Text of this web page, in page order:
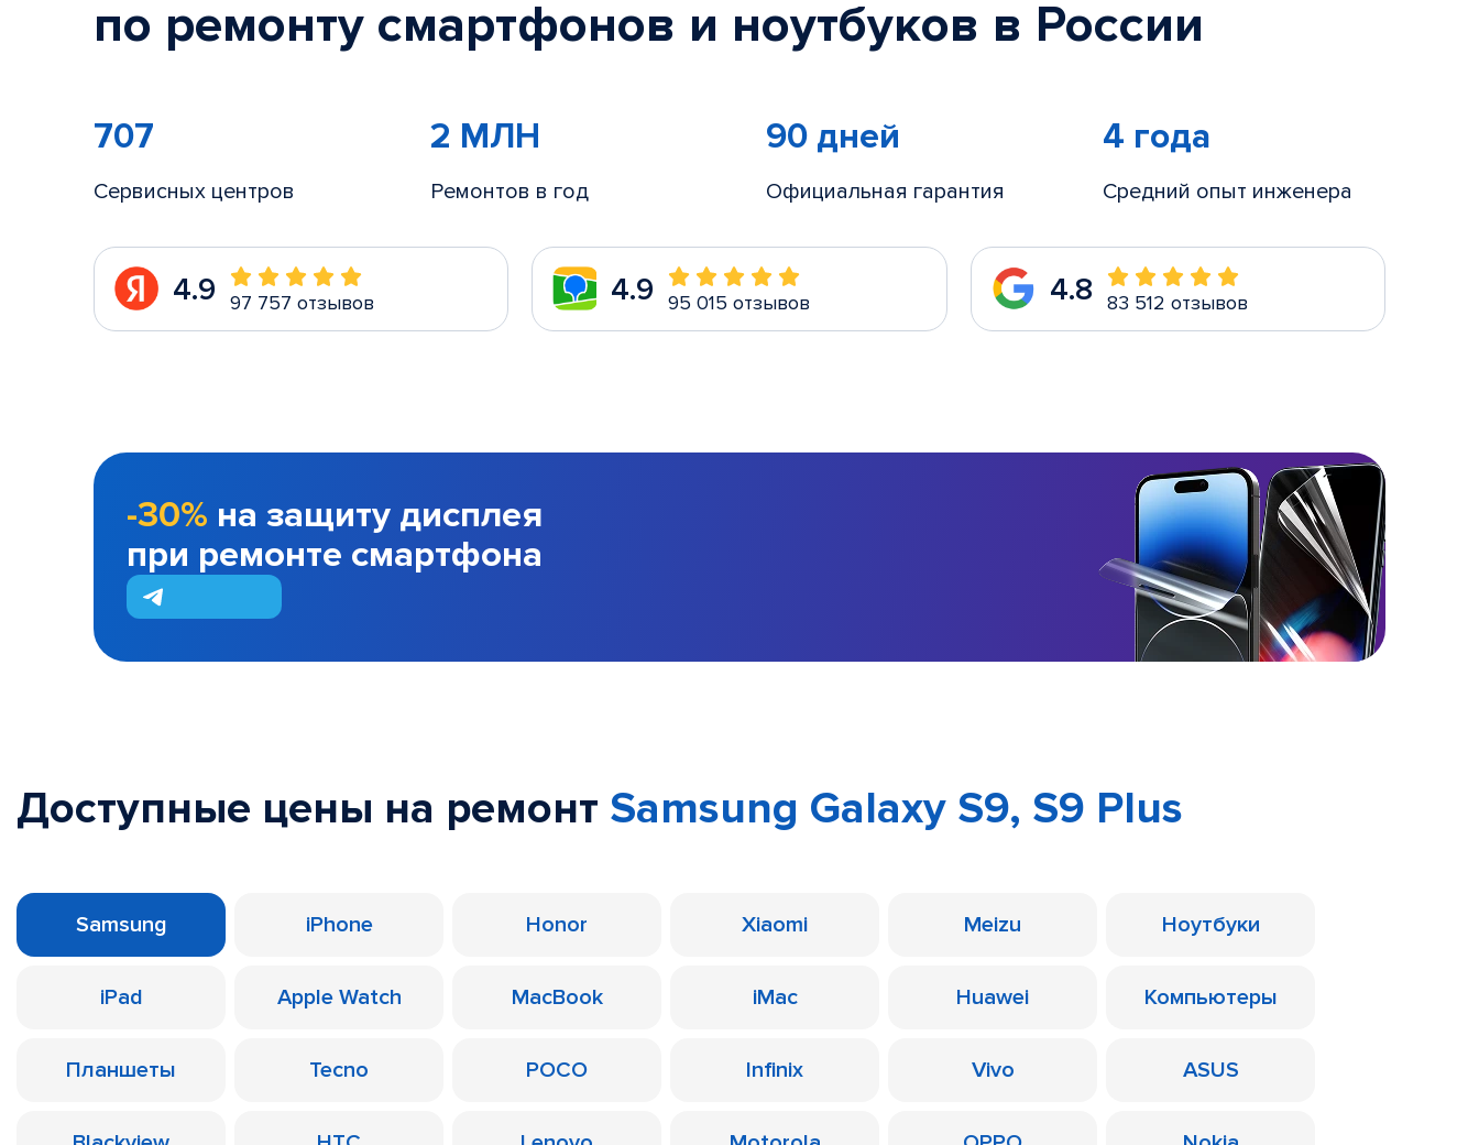
по ремонту смартфонов и ноутбуков в России
707
Сервисных центров
2 МЛН
Ремонтов в год
90 дней
Официальная гарантия
4 года
Средний опыт инженера
4.9 97 757 отзывов 4.9 95 015 отзывов 4.8 83 512 отзывов
-30% на защиту дисплея
при ремонте смартфона
Доступные цены на ремонт Samsung Galaxy S9, S9 Plus
Samsung iPhone Honor Xiaomi Meizu Ноутбуки
iPad Apple Watch MacBook iMac Huawei Компьютеры
Планшеты Tecno POCO Infinix Vivo ASUS